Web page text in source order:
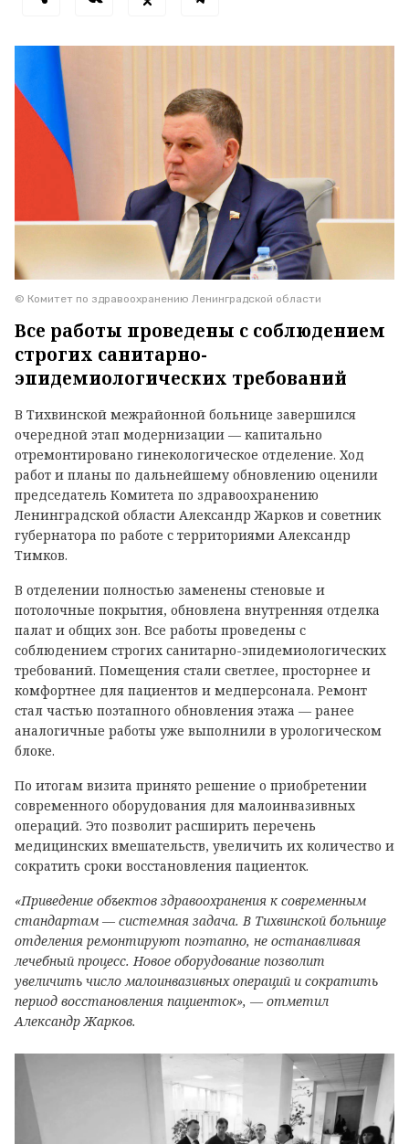
© Комитет по здравоохранению Ленинградской области
Все работы проведены с соблюдением
строгих санитарно-
эпидемиологических требований
В Тихвинской межрайонной больнице завершился
очередной этап модернизации — капитально
отремонтировано гинекологическое отделение. Ход
работ и планы по дальнейшему обновлению оценили
председатель Комитета по здравоохранению
Ленинградской области Александр Жарков и советник
губернатора по работе с территориями Александр
Тимков.
В отделении полностью заменены стеновые и
потолочные покрытия, обновлена внутренняя отделка
палат и общих зон. Все работы проведены с
соблюдением строгих санитарно-эпидемиологических
требований. Помещения стали светлее, просторнее и
комфортнее для пациентов и медперсонала. Ремонт
стал частью поэтапного обновления этажа — ранее
аналогичные работы уже выполнили в урологическом
блоке.
По итогам визита принято решение о приобретении
современного оборудования для малоинвазивных
операций. Это позволит расширить перечень
медицинских вмешательств, увеличить их количество и
сократить сроки восстановления пациенток.
«Приведение объектов здравоохранения к современным
стандартам — системная задача. В Тихвинской больнице
отделения ремонтируют поэтапно, не останавливая
лечебный процесс. Новое оборудование позволит
увеличить число малоинвазивных операций и сократить
период восстановления пациенток», — отметил
Александр Жарков.